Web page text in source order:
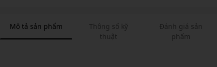
Mô tả sản phẩm
Thông số kỹ
thuật
Đánh giá sản
phẩm